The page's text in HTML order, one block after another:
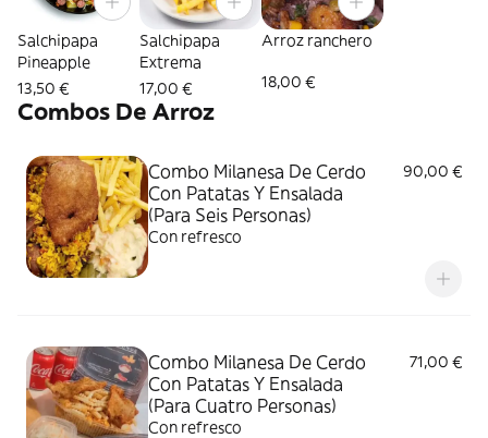
Salchipapa
Pineapple
13,50 €
Salchipapa
Extrema
17,00 €
Arroz ranchero
18,00 €
Combos De Arroz
Combo Milanesa De Cerdo
Con Patatas Y Ensalada
(Para Seis Personas)
90,00 €
Con refresco
Combo Milanesa De Cerdo
Con Patatas Y Ensalada
(Para Cuatro Personas)
71,00 €
Con refresco